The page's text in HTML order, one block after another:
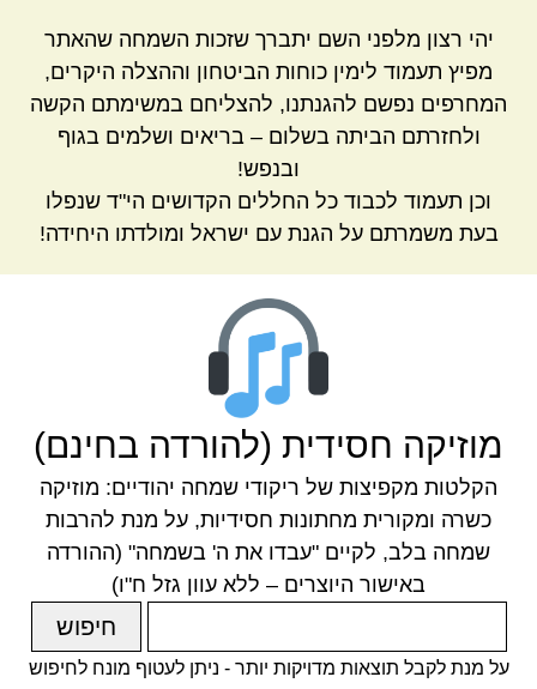
יהי רצון מלפני השם יתברך שזכות השמחה שהאתר
מפיץ תעמוד לימין כוחות הביטחון וההצלה היקרים,
המחרפים נפשם להגנתנו, להצליחם במשימתם הקשה
ולחזרתם הביתה בשלום – בריאים ושלמים בגוף
ובנפש!
וכן תעמוד לכבוד כל החללים הקדושים הי"ד שנפלו
בעת משמרתם על הגנת עם ישראל ומולדתו היחידה!
מוזיקה חסידית (להורדה בחינם)
הקלטות מקפיצות של ריקודי שמחה יהודיים: מוזיקה
כשרה ומקורית מחתונות חסידיות, על מנת להרבות
שמחה בלב, לקיים "עבדו את ה' בשמחה" (ההורדה
באישור היוצרים – ללא עוון גזל ח"ו)
על מנת לקבל תוצאות מדויקות יותר - ניתן לעטוף מונח לחיפוש